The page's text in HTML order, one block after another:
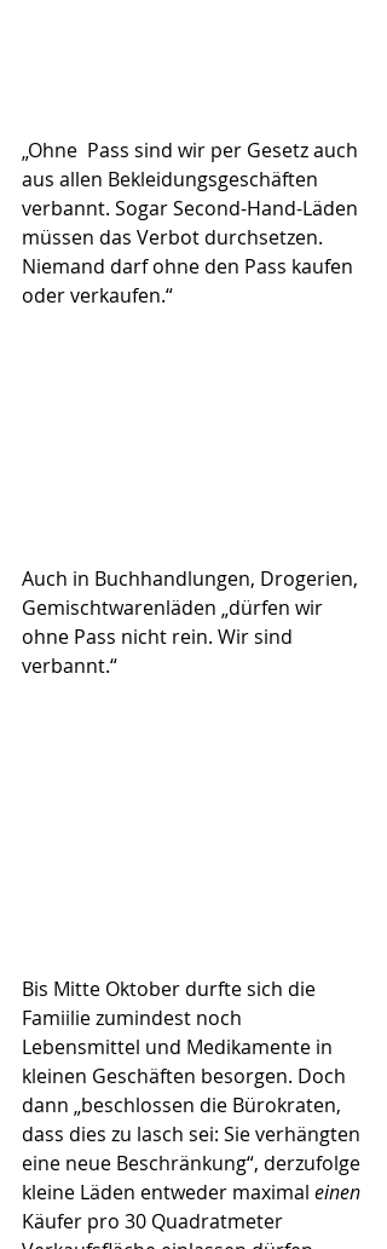
„Ohne  Pass sind wir per Gesetz auch
aus allen Bekleidungsgeschäften
verbannt. Sogar Second-Hand-Läden
müssen das Verbot durchsetzen.
Niemand darf ohne den Pass kaufen
oder verkaufen.“
Auch in Buchhandlungen, Drogerien,
Gemischtwarenläden „dürfen wir
ohne Pass nicht rein. Wir sind
verbannt.“
Bis Mitte Oktober durfte sich die
Famiilie zumindest noch
Lebensmittel und Medikamente in
kleinen Geschäften besorgen. Doch
dann „beschlossen die Bürokraten,
dass dies zu lasch sei: Sie verhängten
eine neue Beschränkung“, derzufolge
kleine Läden entweder maximal einen
Käufer pro 30 Quadratmeter